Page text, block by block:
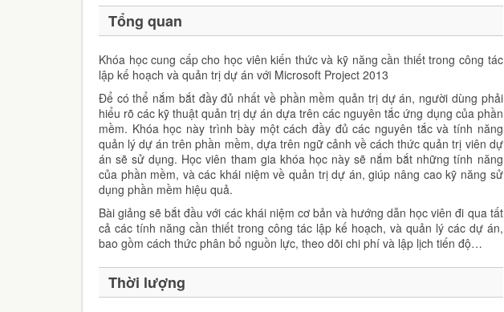
Tổng quan
Khóa học cung cấp cho học viên kiến thức và kỹ năng cần thiết trong công tác
lập kế hoạch và quản trị dự án với Microsoft Project 2013
Để có thể nắm bắt đầy đủ nhất về phần mềm quản trị dự án, người dùng phải
hiểu rõ các kỹ thuật quản trị dự án dựa trên các nguyên tắc ứng dụng của phần
mềm. Khóa học này trình bày một cách đầy đủ các nguyên tắc và tính năng
quản lý dự án trên phần mềm, dựa trên ngữ cảnh về cách thức quản trị viên dự
án sẽ sử dụng. Học viên tham gia khóa học này sẽ nắm bắt những tính năng
của phần mềm, và các khái niệm về quản trị dự án, giúp nâng cao kỹ năng sử
dụng phần mềm hiệu quả.
Bài giảng sẽ bắt đầu với các khái niệm cơ bản và hướng dẫn học viên đi qua tất
cả các tính năng cần thiết trong công tác lập kế hoạch, và quản lý các dự án,
bao gồm cách thức phân bổ nguồn lực, theo dõi chi phí và lập lịch tiến độ…
Thời lượng